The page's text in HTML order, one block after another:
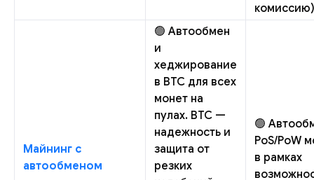
комиссию)
Майнинг с
автообменом
🟢 Автообмен
и
хеджирование
в BTC для всех
монет на
пулах. BTC —
надежность и
защита от
резких
🟢
PoS/PoW
в рамках